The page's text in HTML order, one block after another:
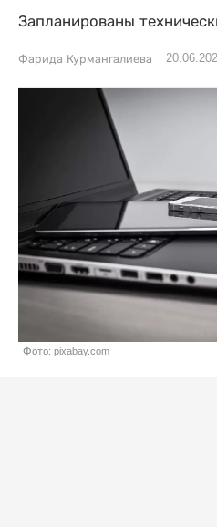
Запланированы
Фарида Курмангалиева
Фото: pixabay.com